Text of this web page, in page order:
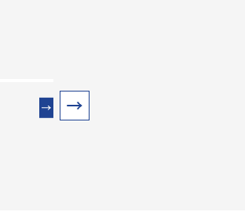
サイン REW-4